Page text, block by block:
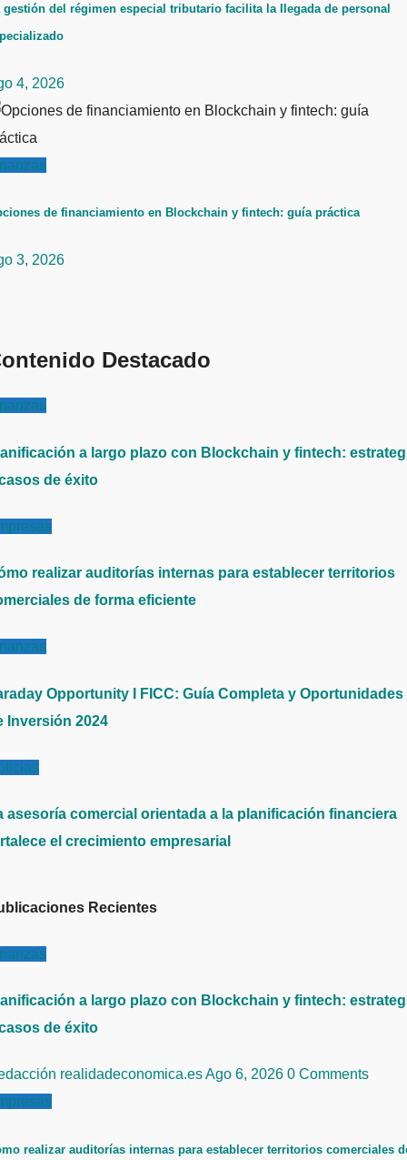
gestión del régimen especial tributario facilita la llegada de personal
4, 2026
de financiamiento en Blockchain y fintech: guía práctica
3, 2026
Destacado
a largo plazo con Blockchain y fintech:
de éxito
realizar auditorías internas para establecer territorios
de forma eficiente
Opportunity I FICC: Guía Completa y Oportunidades
Inversión 2024
asesoría comercial orientada a la planificación financiera
el crecimiento empresarial
Recientes
a largo plazo con Blockchain y fintech:
de éxito
realidadeconomica.esAgo 6, 2026 0 Comments
realizar auditorías internas para establecer territorios comerciales